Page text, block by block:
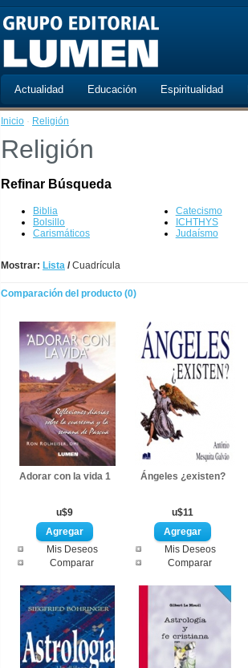
Actualidad Educación Espiritualidad
Inicio · Religión
Religión
Refinar Búsqueda
Biblia
Bolsillo
Carismáticos
Catecismo
ICHTHYS
Judaísmo
Mostrar: Lista /Cuadrícula
Comparación del producto (0)
Adorar con la vida 1
u$9
Mis Deseos
Comparar
Ángeles ¿existen?
u$11
Mis Deseos
Comparar